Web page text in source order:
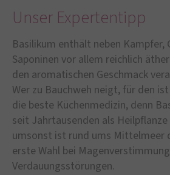
Unser Expertentipp
Basilikum enthält neben Kampfer,
Saponinen vor allem reichlich
den aromatischen Geschmack
Wer zu Bauchweh neigt, für den
die beste Küchenmedizin, denn
seit Jahrtausenden als
umsonst ist rund ums Mittelmeer
erste Wahl bei
Verdauungsstörungen.